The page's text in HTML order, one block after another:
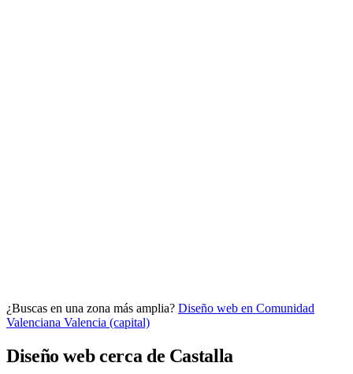
Quiero mi panel
¿Buscas en una zona más amplia? Diseño web en Comunidad
Valenciana Valencia (capital)
Diseño web cerca de Castalla